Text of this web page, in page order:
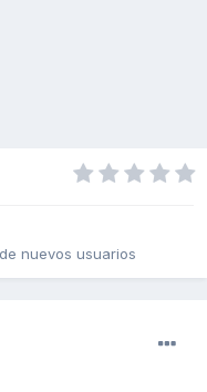
nuevos usuarios